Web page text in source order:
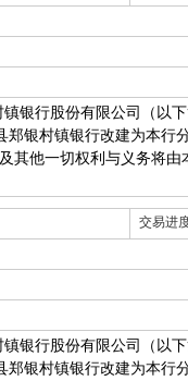
银行股份有限公司（以
银村镇银行改建为本行
其他一切权利与义务将
交易进
银行股份有限公司（以
银村镇银行改建为本行